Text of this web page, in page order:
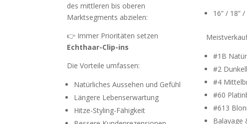
des mittleren bis oberen
Marktsegments abzielen:
👉 Immer Prioritäten setzen
Echthaar-Clip-ins
Die Vorteile umfassen:
Natürliches Aussehen und Gefühl
Längere Lebenserwartung
Hitze-Styling-Fähigkeit
16” / 18”
#1B
#2
#4
#60
#613
Balayage